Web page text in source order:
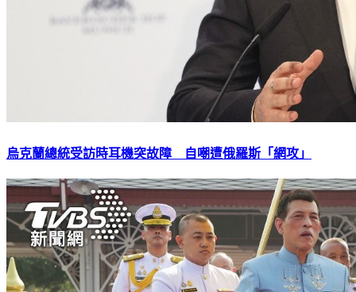
烏克蘭總統受訪時耳機突故障 自嘲遭俄羅斯「網攻」